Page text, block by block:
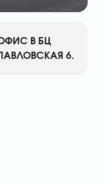
ОФИС В БЦ
6.